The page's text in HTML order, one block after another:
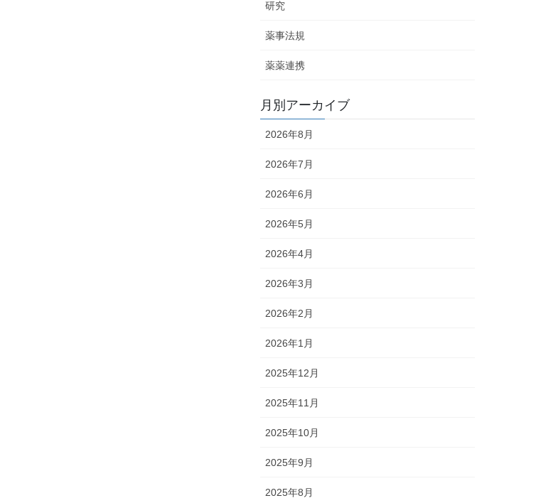
研究
薬事法規
薬薬連携
月別アーカイブ
2026年8月
2026年7月
2026年6月
2026年5月
2026年4月
2026年3月
2026年2月
2026年1月
2025年12月
2025年11月
2025年10月
2025年9月
2025年8月